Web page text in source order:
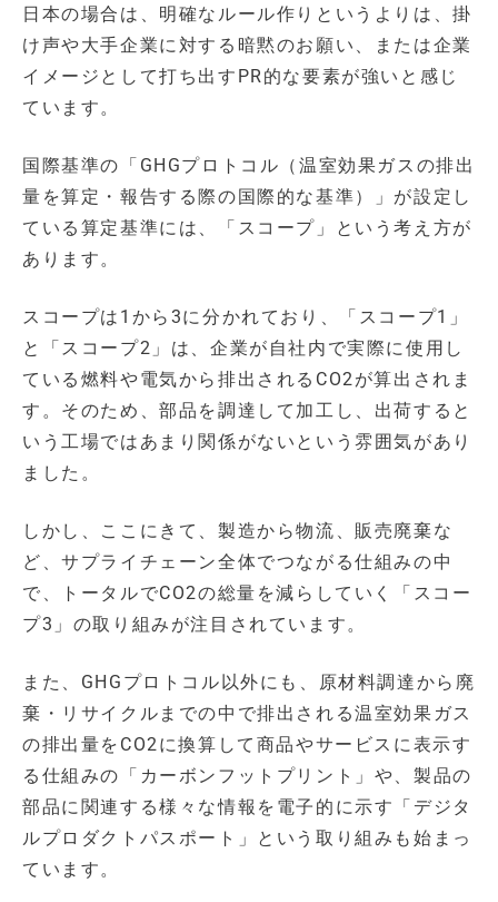
日本の場合は、明確なルール作りというよりは、掛
け声や大手企業に対する暗黙のお願い、または企業
イメージとして打ち出すPR的な要素が強いと感じ
ています。
国際基準の「GHGプロトコル（温室効果ガスの排出
量を算定・報告する際の国際的な基準）」が設定し
ている算定基準には、「スコープ」という考え方が
あります。
スコープは1から3に分かれており、「スコープ1」
と「スコープ2」は、企業が自社内で実際に使用し
ている燃料や電気から排出されるCO2が算出されま
す。そのため、部品を調達して加工し、出荷すると
いう工場ではあまり関係がないという雰囲気があり
ました。
しかし、ここにきて、製造から物流、販売廃棄な
ど、サプライチェーン全体でつながる仕組みの中
で、トータルでCO2の総量を減らしていく「スコー
プ3」の取り組みが注目されています。
また、GHGプロトコル以外にも、原材料調達から廃
棄・リサイクルまでの中で排出される温室効果ガス
の排出量をCO2に換算して商品やサービスに表示す
る仕組みの「カーボンフットプリント」や、製品の
部品に関連する様々な情報を電子的に示す「デジタ
ルプロダクトパスポート」という取り組みも始まっ
ています。